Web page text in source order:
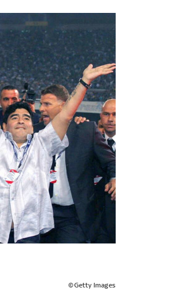
©Getty Images